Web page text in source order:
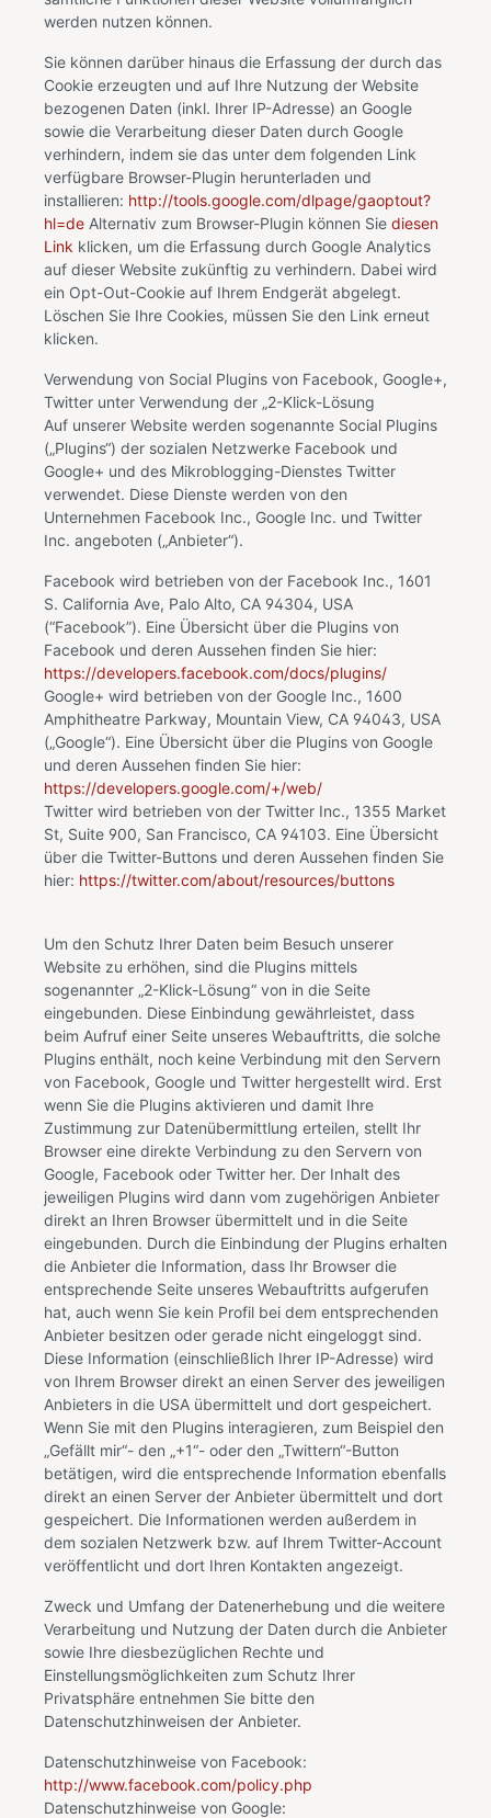
werden nutzen können.
Sie können darüber hinaus die Erfassung der durch das
Cookie erzeugten und auf Ihre Nutzung der Website
bezogenen Daten (inkl. Ihrer IP-Adresse) an Google
sowie die Verarbeitung dieser Daten durch Google
verhindern, indem sie das unter dem folgenden Link
verfügbare Browser-Plugin herunterladen und
installieren: http://tools.google.com/dlpage/gaoptout?
hl=de Alternativ zum Browser-Plugin können Sie diesen
Link klicken, um die Erfassung durch Google Analytics
auf dieser Website zukünftig zu verhindern. Dabei wird
ein Opt-Out-Cookie auf Ihrem Endgerät abgelegt.
Löschen Sie Ihre Cookies, müssen Sie den Link erneut
klicken.
Verwendung von Social Plugins von Facebook, Google+,
Twitter unter Verwendung der „2-Klick-Lösung
Auf unserer Website werden sogenannte Social Plugins
(„Plugins“) der sozialen Netzwerke Facebook und
Google+ und des Mikroblogging-Dienstes Twitter
verwendet. Diese Dienste werden von den
Unternehmen Facebook Inc., Google Inc. und Twitter
Inc. angeboten („Anbieter“).
Facebook wird betrieben von der Facebook Inc., 1601
S. California Ave, Palo Alto, CA 94304, USA
(“Facebook”). Eine Übersicht über die Plugins von
Facebook und deren Aussehen finden Sie hier:
https://developers.facebook.com/docs/plugins/
Google+ wird betrieben von der Google Inc., 1600
Amphitheatre Parkway, Mountain View, CA 94043, USA
(„Google“). Eine Übersicht über die Plugins von Google
und deren Aussehen finden Sie hier:
https://developers.google.com/+/web/
Twitter wird betrieben von der Twitter Inc., 1355 Market
St, Suite 900, San Francisco, CA 94103. Eine Übersicht
über die Twitter-Buttons und deren Aussehen finden Sie
hier: https://twitter.com/about/resources/buttons
Um den Schutz Ihrer Daten beim Besuch unserer
Website zu erhöhen, sind die Plugins mittels
sogenannter „2-Klick-Lösung“ von in die Seite
eingebunden. Diese Einbindung gewährleistet, dass
beim Aufruf einer Seite unseres Webauftritts, die solche
Plugins enthält, noch keine Verbindung mit den Servern
von Facebook, Google und Twitter hergestellt wird. Erst
wenn Sie die Plugins aktivieren und damit Ihre
Zustimmung zur Datenübermittlung erteilen, stellt Ihr
Browser eine direkte Verbindung zu den Servern von
Google, Facebook oder Twitter her. Der Inhalt des
jeweiligen Plugins wird dann vom zugehörigen Anbieter
direkt an Ihren Browser übermittelt und in die Seite
eingebunden. Durch die Einbindung der Plugins erhalten
die Anbieter die Information, dass Ihr Browser die
entsprechende Seite unseres Webauftritts aufgerufen
hat, auch wenn Sie kein Profil bei dem entsprechenden
Anbieter besitzen oder gerade nicht eingeloggt sind.
Diese Information (einschließlich Ihrer IP-Adresse) wird
von Ihrem Browser direkt an einen Server des jeweiligen
Anbieters in die USA übermittelt und dort gespeichert.
Wenn Sie mit den Plugins interagieren, zum Beispiel den
„Gefällt mir“- den „+1“- oder den „Twittern“-Button
betätigen, wird die entsprechende Information ebenfalls
direkt an einen Server der Anbieter übermittelt und dort
gespeichert. Die Informationen werden außerdem in
dem sozialen Netzwerk bzw. auf Ihrem Twitter-Account
veröffentlicht und dort Ihren Kontakten angezeigt.
Zweck und Umfang der Datenerhebung und die weitere
Verarbeitung und Nutzung der Daten durch die Anbieter
sowie Ihre diesbezüglichen Rechte und
Einstellungsmöglichkeiten zum Schutz Ihrer
Privatsphäre entnehmen Sie bitte den
Datenschutzhinweisen der Anbieter.
Datenschutzhinweise von Facebook:
http://www.facebook.com/policy.php
Datenschutzhinweise von Google: